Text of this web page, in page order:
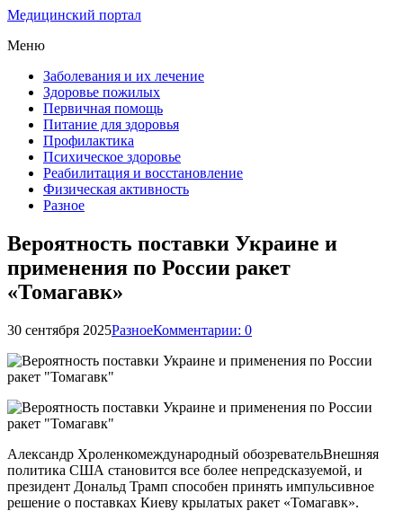
Медицинский портал
Меню
Заболевания и их лечение
Здоровье пожилых
Первичная помощь
Питание для здоровья
Профилактика
Психическое здоровье
Реабилитация и восстановление
Физическая активность
Разное
Вероятность поставки Украине и
применения по России ракет
«Томагавк»
30 сентября 2025РазноеКомментарии: 0
Александр Хроленкомеждународный обозревательВнешняя
политика США становится все более непредсказуемой, и
президент Дональд Трамп способен принять импульсивное
решение о поставках Киеву крылатых ракет «Томагавк».